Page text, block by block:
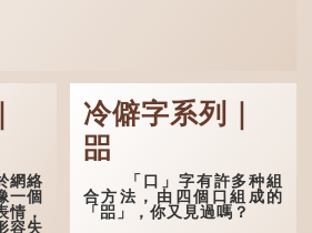
網絡
一個
情，
容失
冷僻字系列｜
㗊
「口」字有許多种組
合方法，由四個口組成的
「㗊」，你又見過嗎？